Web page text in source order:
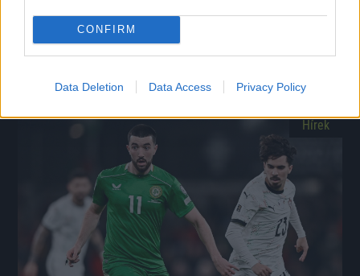
CONFIRM
Data Deletion Data Access Privacy Policy
Az ír kapitány szerint a piros lap mindent megváltoztatott a feszült
2025.11.14. |
Hírek